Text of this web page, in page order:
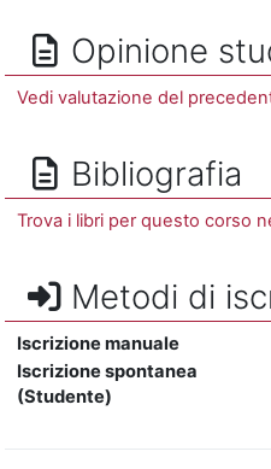
Opinione
Vedi valutazione del
Bibliografia
Trova i libri per questo corso
Metodi di
Iscrizione manuale
Iscrizione spontanea
(Studente)